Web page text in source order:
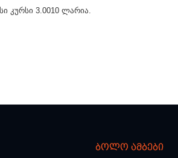
კურსი 3.0010 ლარია.
ბოლო ამბები